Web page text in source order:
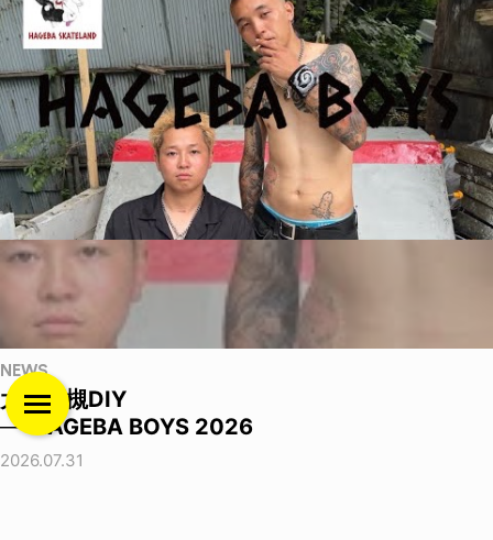
NEWS
大阪高槻DIY
──HAGEBA BOYS 2026
2026.07.31